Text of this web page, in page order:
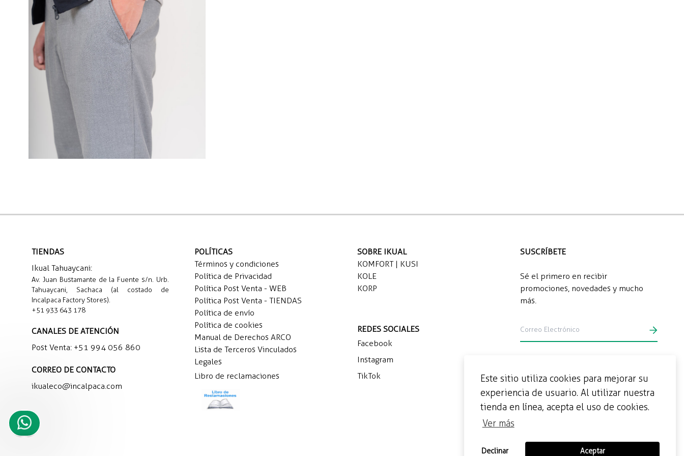
TIENDAS
Ikual Tahuaycani:
Av. Juan Bustamante de la Fuente s/n. Urb.
Tahuaycani, Sachaca (al costado de
Incalpaca Factory Stores).
+51 933 643 178
CANALES DE ATENCIÓN
Post Venta: +51 994 056 860
CORREO DE CONTACTO
ikualeco@incalpaca.com
POLÍTICAS
Términos y condiciones
Política de Privacidad
Política Post Venta - WEB
Política Post Venta - TIENDAS
Política de envío
Política de cookies
Manual de Derechos ARCO
Lista de Terceros Vinculados
Legales
Libro de reclamaciones
SOBRE IKUAL
KOMFORT | KUSI
KOLE
KORP
REDES SOCIALES
Facebook
Instagram
TikTok
SUSCRÍBETE
Sé el primero en recibir
promociones, novedades y mucho
más.
Este sitio utiliza cookies para mejorar su
experiencia de usuario. Al utilizar nuestra
tienda en línea, acepta el uso de cookies.
Ver más
Declinar Aceptar